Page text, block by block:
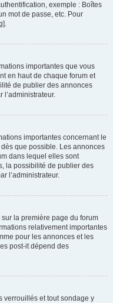
exemple : Boîtes
mot de passe, etc. Pour
importantes que vous
en haut de chaque forum et
de publier des annonces
l’administrateur.
importantes concernant le
que possible. Les annonces
dans lequel elles sont
la possibilité de publier des
l’administrateur.
la première page du forum
relativement importantes
pour les annonces et les
post-it dépend des
verrouillés et tout sondage y